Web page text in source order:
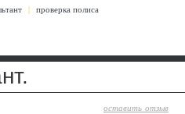
| проверка полиса
оставить отзыв